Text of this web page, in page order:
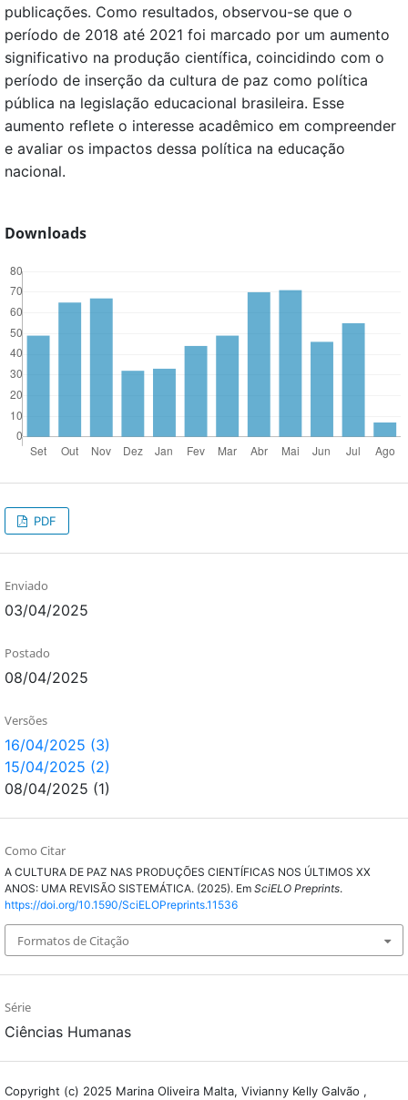
publicações. Como resultados, observou-se que o
período de 2018 até 2021 foi marcado por um aumento
significativo na produção científica, coincidindo com o
período de inserção da cultura de paz como política
pública na legislação educacional brasileira. Esse
aumento reflete o interesse acadêmico em compreender
e avaliar os impactos dessa política na educação
nacional.
Downloads
PDF
Enviado
03/04/2025
Postado
08/04/2025
Versões
16/04/2025 (3)
15/04/2025 (2)
08/04/2025 (1)
Como Citar
A CULTURA DE PAZ NAS PRODUÇÕES CIENTÍFICAS NOS ÚLTIMOS XX
ANOS: UMA REVISÃO SISTEMÁTICA. (2025). Em SciELO Preprints.
https://doi.org/10.1590/SciELOPreprints.11536
Formatos de Citação
Série
Ciências Humanas
Copyright (c) 2025 Marina Oliveira Malta, Vivianny Kelly Galvão ,